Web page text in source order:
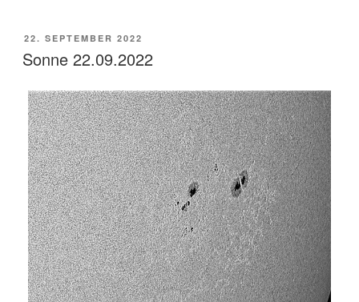
VERÖFFENTLICHT
AM
22. SEPTEMBER 2022
Sonne 22.09.2022